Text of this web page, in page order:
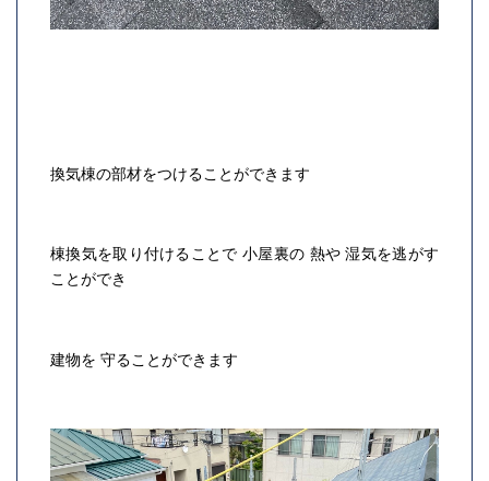
換気棟の部材をつけることができます
棟換気を取り付けることで 小屋裏の 熱や 湿気を逃がす
ことができ
建物を 守ることができます